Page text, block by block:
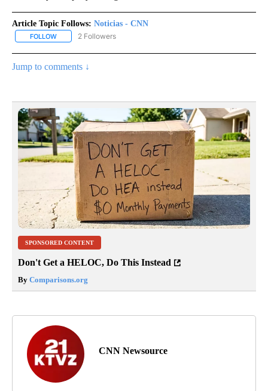
Article Topic Follows: Noticias - CNN
FOLLOW FOLLOW "NOTICIAS - CNN" TO RECEIVE NOTIFICATIONS ABOUT
2 Followers
Jump to comments ↓
SPONSORED CONTENT
Don't Get a HELOC, Do This Instead
By Comparisons.org
CNN Newsource